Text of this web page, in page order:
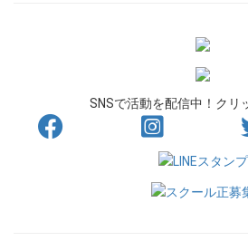
SNSで活動を配信中！クリ